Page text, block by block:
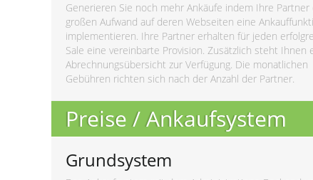
Generieren Sie noch mehr Ankäufe indem Ihre Partner
großen Aufwand auf deren Webseiten eine
implementieren. Ihre Partner erhalten für jeden
Sale eine vereinbarte Provision. Zusätzlich steht Ihnen
Abrechnungsübersicht zur Verfügung. Die monatlichen
Gebühren richten sich nach der Anzahl der Partner.
Preise / Ankaufsystem
Grundsystem